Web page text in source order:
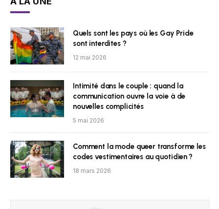
Quels sont les pays où les Gay Pride
sont interdites ?
12 mai 2026
Intimité dans le couple : quand la
communication ouvre la voie à de
nouvelles complicités
5 mai 2026
Comment la mode queer transforme les
codes vestimentaires au quotidien ?
18 mars 2026